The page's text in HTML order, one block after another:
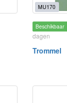
MU170
Beschikbaar
dagen
Trommel